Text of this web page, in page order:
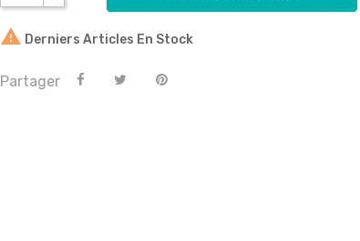
 Derniers Articles En Stock
Partager